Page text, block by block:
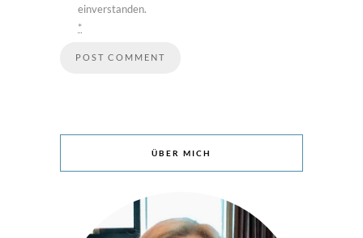
einverstanden.
*
ÜBER MICH